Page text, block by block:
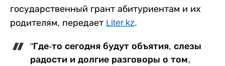
государственный грант абитуриентам и их
родителям, передает Liter.kz.
"Где-то сегодня будут объятия, слезы
радости и долгие разговоры о том,